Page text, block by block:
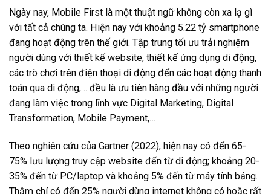
Ngày nay, Mobile First là một thuật ngữ không còn xa lạ gì
với tất cả chúng ta. Hiện nay với khoảng 5.22 tỷ smartphone
đang hoạt động trên thế giới. Tập trung tối ưu trải nghiệm
người dùng với thiết kế website, thiết kế ứng dụng di động,
các trò chơi trên điện thoại di động đến các hoạt động thanh
toán qua di động,… đều là ưu tiên hàng đầu với những người
đang làm việc trong lĩnh vực Digital Marketing, Digital
Transformation, Mobile Payment,…
Theo nghiên cứu của Gartner (2022), hiện nay có đến 65-
75% lưu lượng truy cập website đến từ di động; khoảng 20-
35% đến từ PC/laptop và khoảng 5% đến từ máy tính bảng.
Thậm chí có đến 25% người dùng internet không có hoặc rất